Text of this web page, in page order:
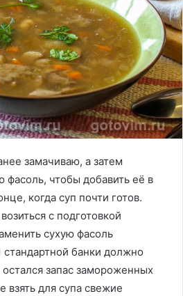
замачиваю, а затем
фасоль, чтобы добавить её в
когда суп почти готов.
с подготовкой
сухую фасоль
стандартной банки должно
запас замороженных
взять для супа свежие